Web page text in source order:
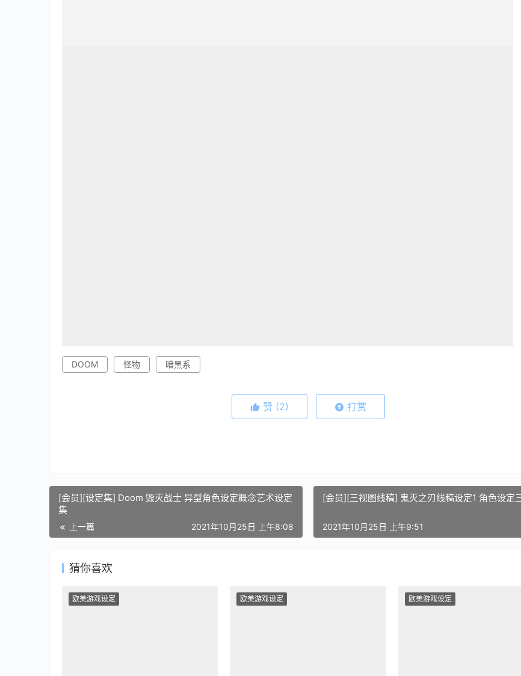
DOOM 怪物 暗黑系
赞 (2) 打赏
[会员][设定集] Doom 毁灭战士 异型角色设定概念艺术设定
集
上一篇 2021年10月25日 上午8:08
[会员][三视图线稿] 鬼灭之刃线稿设定1 角色设定
2021年10月25日 上午9:51
猜你喜欢
欧美游戏设定 欧美游戏设定 欧美游戏设定